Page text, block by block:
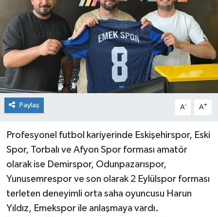
Paylaş A- A+
Profesyonel futbol kariyerinde Eskişehirspor, Eski
Spor, Torbalı ve Afyon Spor forması amatör
olarak ise Demirspor, Odunpazarıspor,
Yunusemrespor ve son olarak 2 Eylülspor forması
terleten deneyimli orta saha oyuncusu Harun
Yıldız, Emekspor ile anlaşmaya vardı.
Spor